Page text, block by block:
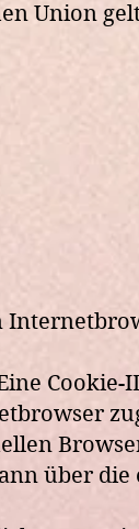
Union
über die